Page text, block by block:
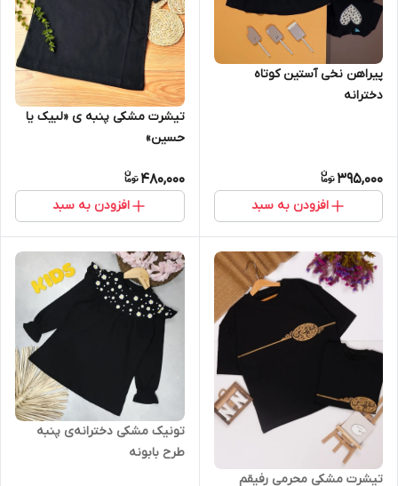
پیراهن نخی آستین کوتاه
دخترانه
395,000
افزودن به سبد
تیشرت مشکی پنبه ی «لبیک یا
حسین»
480,000
افزودن به سبد
تیشرت مشکی محرمی رفیقم
تونیک مشکی دخترانه‌ی پنبه
طرح بابونه